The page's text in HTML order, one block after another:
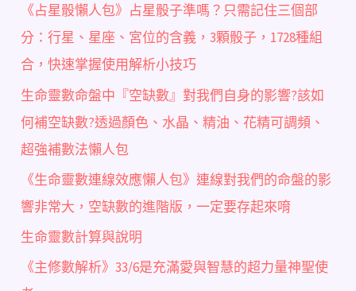
《占星骰懶人包》占星骰子準嗎？只需記住三個部
分：行星、星座、宮位的含義，3顆骰子，1728種組
合，快速掌握使用解析小技巧
生命靈數命盤中『空缺數』對我們自身的影響?該如
何補空缺數?透過顏色、水晶、精油、花精可調頻、
超強補數法懶人包
《生命靈數連線效應懶人包》連線對我們的命盤的影
響非常大，空缺數的進階版，一定要存起來唷
生命靈數計算與說明
《主修數解析》33/6是充滿愛與智慧的超力量神聖使